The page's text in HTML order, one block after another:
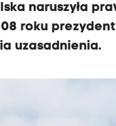
naruszyła
roku
uzasadnienia.